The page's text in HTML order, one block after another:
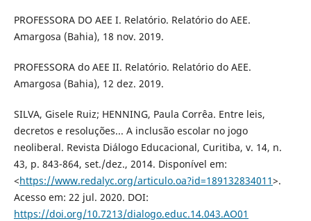
PROFESSORA DO AEE I. Relatório. Relatório do AEE.
Amargosa (Bahia), 18 nov. 2019.
PROFESSORA do AEE II. Relatório. Relatório do AEE.
Amargosa (Bahia), 12 dez. 2019.
SILVA, Gisele Ruiz; HENNING, Paula Corrêa. Entre leis,
decretos e resoluções... A inclusão escolar no jogo
neoliberal. Revista Diálogo Educacional, Curitiba, v. 14, n.
43, p. 843-864, set./dez., 2014. Disponível em:
<https://www.redalyc.org/articulo.oa?id=189132834011>.
Acesso em: 22 jul. 2020. DOI:
https://doi.org/10.7213/dialogo.educ.14.043.AO01